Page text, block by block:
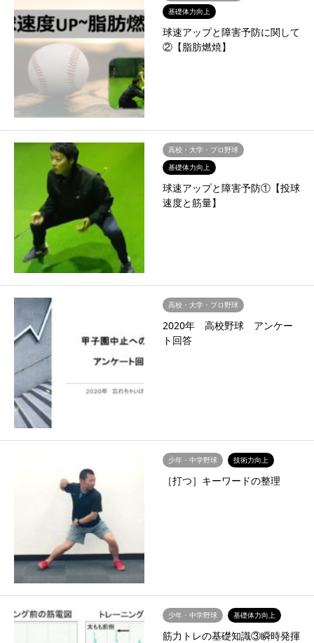
基礎体力向上
球速アップと障害予防に関して
②【脂肪燃焼】
高校・大学・プロ野球
基礎体力向上
球速アップと障害予防①【投球
速度と筋量】
高校・大学・プロ野球
2020年 高校野球 アンケー
ト回答
少年・中学野球 技術力向上
［打つ］キーワードの整理
少年・中学野球 基礎体力向上
筋力トレの基礎知識③瞬時発揮